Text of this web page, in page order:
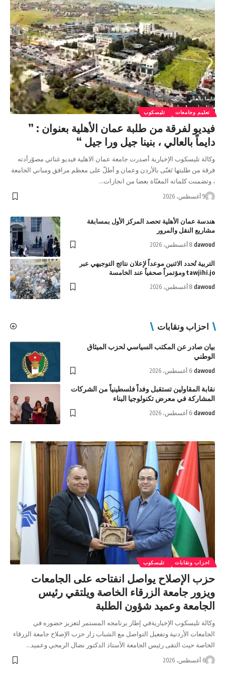
تعليم وجامعات تليسكوب
فيديو لفرقة من طلبة عمان الأهلية بعنوان : ”
دايماً بالعالي ، بنينا جيل ورا جيل “
وكالة تليسكوب الإخبارية أصدرت جامعة عمان الاهلية فيديو غنائي مصوّرأدته
فرقة من طلبتها تَغنّى بالأردن وعمان و أطلّ على معظم مرافق ومباني الجامعة
، وتضمنت كلماته المغنّاة بعضا من انجازات…
9 أغسطس، 2026
هندسة عمان الأهلية تحصد المركز الأول بمسابقة
مشاريع النقل والمرور
dawoud 8 أغسطس، 2026
التربية تُحدد الاثنين موعداً لإعلان نتائج التوجيهي عبر
tawjihi.jo ومؤتمراً صحفياً عند الخامسة
dawoud 8 أغسطس، 2026
احزاب ونقابات
بيان صادر عن المكتب السياسي لحزب الميثاق
الوطني
dawoud 6 أغسطس، 2026
نقابة المقاولين تستقبل وفداً فلسطينياً من الشركات
المشاركة في معرض تكنولوجيا البناء
dawoud 6 أغسطس، 2026
احزاب ونقابات تليسكوب
حزب الإصلاح يواصل انفتاحه على الجامعات
ويزور جامعة الزرقاء الخاصة ويلتقي رئيس
الجامعة وعميد شؤون الطلبة
وكالة تليسكوب الإخباريةفي إطار برنامجه المستمر لتعزيز حضوره في
الجامعات الأردنية وتفعيل التواصل مع الشباب زار حزب الإصلاح جامعة الزرقاء
الخاصة حيث التقى رئيس الجامعة الأستاذ الدكتور نضال الرمحي وعميد…
6 أغسطس، 2026